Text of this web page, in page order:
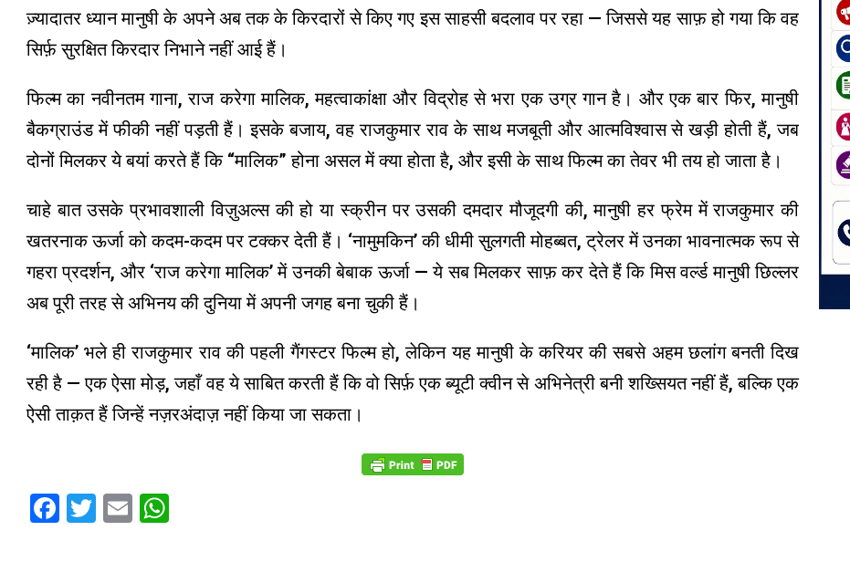
ज़्यादातर ध्यान मानुषी के अपने अब तक के किरदारों से किए गए इस साहसी बदलाव पर रहा — जिससे यह साफ़ हो गया कि वह
सिर्फ़ सुरक्षित किरदार निभाने नहीं आई हैं।
फिल्म का नवीनतम गाना, राज करेगा मालिक, महत्वाकांक्षा और विद्रोह से भरा एक उग्र गान है। और एक बार फिर, मानुषी
बैकग्राउंड में फीकी नहीं पड़ती हैं। इसके बजाय, वह राजकुमार राव के साथ मजबूती और आत्मविश्वास से खड़ी होती हैं, जब
दोनों मिलकर ये बयां करते हैं कि “मालिक” होना असल में क्या होता है, और इसी के साथ फिल्म का तेवर भी तय हो जाता है।
चाहे बात उसके प्रभावशाली विज़ुअल्स की हो या स्क्रीन पर उसकी दमदार मौजूदगी की, मानुषी हर फ्रेम में राजकुमार की
खतरनाक ऊर्जा को कदम-कदम पर टक्कर देती हैं। ‘नामुमकिन’ की धीमी सुलगती मोहब्बत, ट्रेलर में उनका भावनात्मक रूप से
गहरा प्रदर्शन, और ‘राज करेगा मालिक’ में उनकी बेबाक ऊर्जा — ये सब मिलकर साफ़ कर देते हैं कि मिस वर्ल्ड मानुषी छिल्लर
अब पूरी तरह से अभिनय की दुनिया में अपनी जगह बना चुकी हैं।
‘मालिक’ भले ही राजकुमार राव की पहली गैंगस्टर फिल्म हो, लेकिन यह मानुषी के करियर की सबसे अहम छलांग बनती दिख
रही है — एक ऐसा मोड़, जहाँ वह ये साबित करती हैं कि वो सिर्फ़ एक ब्यूटी क्वीन से अभिनेत्री बनी शख्सियत नहीं हैं, बल्कि एक
ऐसी ताक़त हैं जिन्हें नज़रअंदाज़ नहीं किया जा सकता।
Facebook
Twitter
Email